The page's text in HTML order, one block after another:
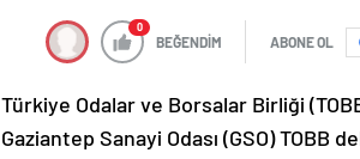
0
BEĞENDİM ABONE OL
Türkiye Odalar ve Borsalar Birliği
Gaziantep Sanayi Odası (GSO)